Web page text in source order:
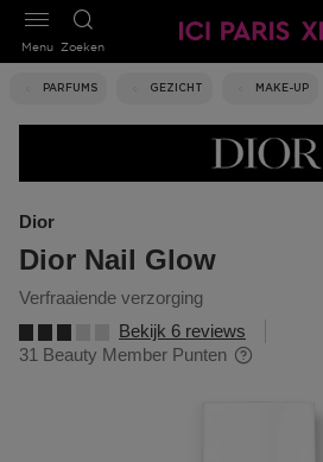
Zoeken
PARFUMS GEZICHT MAKE-UP
Menu
Dior
Dior Nail Glow
verfraaiende verzorging
Bekijk 6 reviews
31 Beauty Member Punten